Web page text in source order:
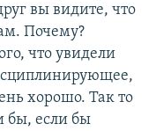
вы видите, что
Почему?
что увидели
хорошо. Так то
бы, если бы